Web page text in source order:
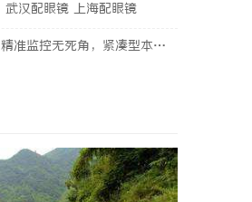
武汉配眼镜 上海配眼镜
精准监控无死角，紧凑型本安球机赋能安全管理